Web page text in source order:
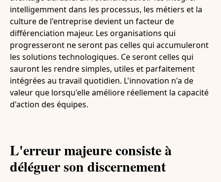
intelligemment dans les processus, les métiers et la
culture de l'entreprise devient un facteur de
différenciation majeur. Les organisations qui
progresseront ne seront pas celles qui accumuleront
les solutions technologiques. Ce seront celles qui
sauront les rendre simples, utiles et parfaitement
intégrées au travail quotidien. L'innovation n'a de
valeur que lorsqu'elle améliore réellement la capacité
d'action des équipes.
L'erreur majeure consiste à
déléguer son discernement